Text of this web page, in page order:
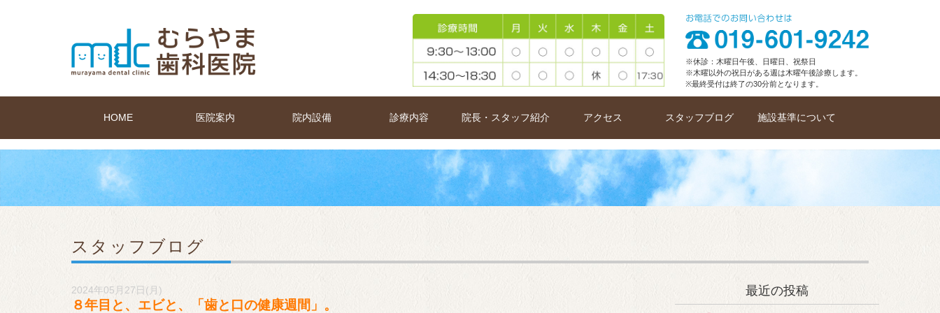
※休診：木曜日午後、日曜日、祝祭日
※木曜以外の祝日がある週は木曜午後診療します。
※最終受付は終了の30分前となります。
HOME 医院案内 院内設備 診療内容 院長・スタッフ紹介 アクセス スタッフブログ 施設基準について
スタッフブログ
2024年05月27日(月)
８年目と、エビと、「歯と口の健康週間」。
最近の投稿